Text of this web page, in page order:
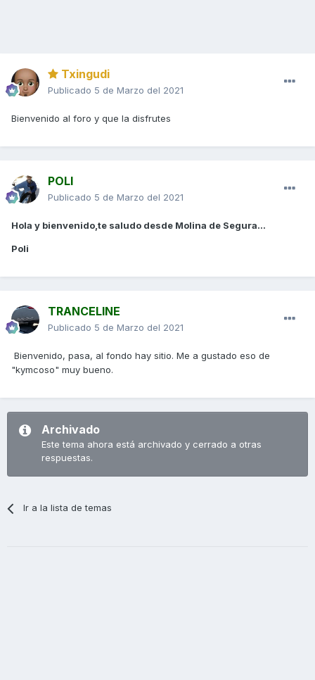
Txingudi
Publicado 5 de Marzo del 2021
Bienvenido al foro y que la disfrutes
POLI
Publicado 5 de Marzo del 2021
Hola y bienvenido,te saludo desde Molina de Segura...
Poli
TRANCELINE
Publicado 5 de Marzo del 2021
Bienvenido, pasa, al fondo hay sitio. Me a gustado eso de
"kymcoso" muy bueno.
Archivado
Este tema ahora está archivado y cerrado a otras
respuestas.
Ir a la lista de temas